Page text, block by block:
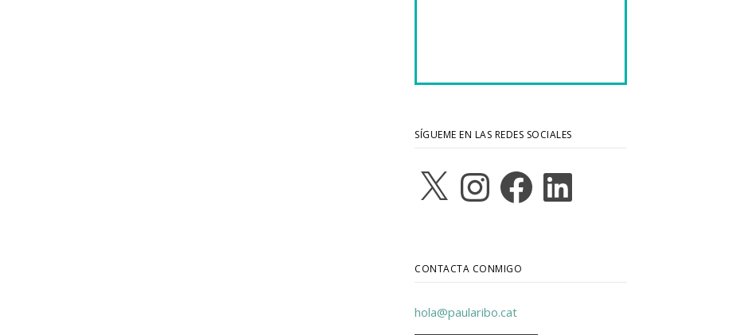
SÍGUEME EN LAS REDES SOCIALES
X InstagramFacebookLinkedIn
CONTACTA CONMIGO
hola@paularibo.cat